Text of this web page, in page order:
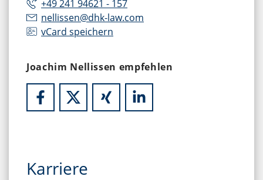
Karriere
+49 241 94621 - 157
nellissen@dhk-law.com
vCard speichern
Joachim Nellissen empfehlen